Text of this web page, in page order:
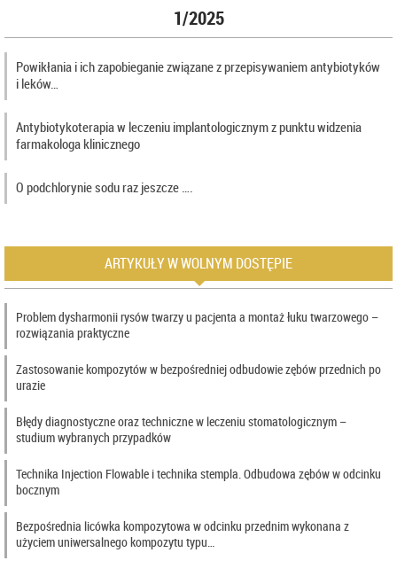
1/2025
Powikłania i ich zapobieganie związane z przepisywaniem antybiotyków
i leków…
Antybiotykoterapia w leczeniu implantologicznym z punktu widzenia
farmakologa klinicznego
O podchlorynie sodu raz jeszcze ….
ARTYKUŁY W WOLNYM DOSTĘPIE
Problem dysharmonii rysów twarzy u pacjenta a montaż łuku twarzowego –
rozwiązania praktyczne
Zastosowanie kompozytów w bezpośredniej odbudowie zębów przednich po
urazie
Błędy diagnostyczne oraz techniczne w leczeniu stomatologicznym –
studium wybranych przypadków
Technika Injection Flowable i technika stempla. Odbudowa zębów w odcinku
bocznym
Bezpośrednia licówka kompozytowa w odcinku przednim wykonana z
użyciem uniwersalnego kompozytu typu…